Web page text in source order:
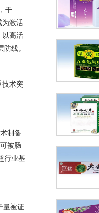
干
为激活
以高活
线。
技术突
制备
被肠
行业基
量被证